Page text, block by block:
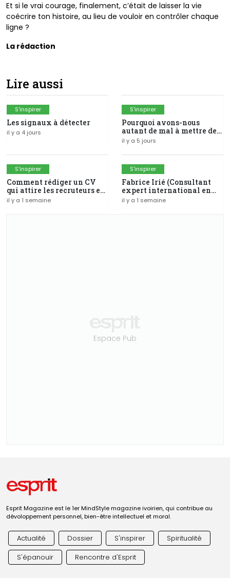
Et si le vrai courage, finalement, c’était de laisser la vie
coécrire ton histoire, au lieu de vouloir en contrôler chaque
ligne ?
La rédaction
Espace Pub
Lire aussi
S'inspirer
Les signaux à détecter
il y a 4 jours
S'inspirer
Pourquoi avons-nous
autant de mal à mettre de
l'argent de côté ?
il y a 5 jours
S'inspirer
Comment rédiger un CV
qui attire les recruteurs en
Côte d'Ivoire ?
il y a 1 semaine
S'inspirer
Fabrice Irié (Consultant
expert international en
SIG-fondateur du groupe
Modelis)
il y a 1 semaine
Esprit Magazine est le 1er MindStyle magazine ivoirien, qui contribue au
dévoloppement personnel, bien-être intellectuel et moral.
Actualité Dossier S'inspirer
Spiritualité
S'épanouir
Rencontre d'Esprit